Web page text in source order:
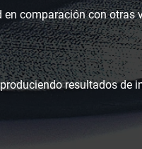
en comparación con otras
resultados de